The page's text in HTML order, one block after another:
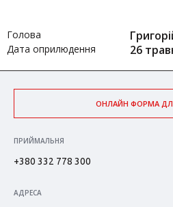
Голова
Дата оприлюдення 26
ОНЛАЙН ФОРМА
ПРИЙМАЛЬНЯ
+380 332 778 300
АДРЕСА